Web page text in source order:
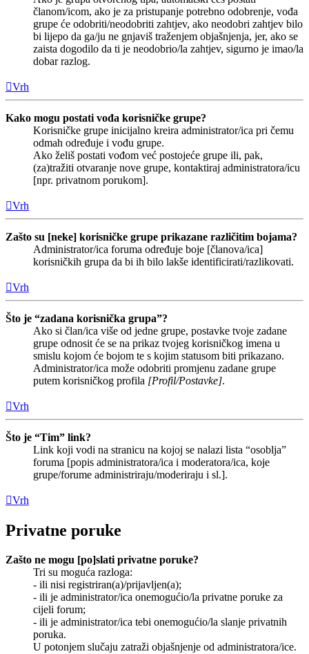
članom/icom, ako je za pristupanje potrebno odobrenje, vođa
grupe će odobriti/neodobriti zahtjev, ako neodobri zahtjev bilo
bi lijepo da ga/ju ne gnjaviš traženjem objašnjenja, jer, ako se
zaista dogodilo da ti je neodobrio/la zahtjev, sigurno je imao/la
dobar razlog.
Vrh
Kako mogu postati vođa korisničke grupe?
Korisničke grupe inicijalno kreira administrator/ica pri čemu
odmah određuje i vođu grupe.
Ako želiš postati vođom već postojeće grupe ili, pak,
(za)tražiti otvaranje nove grupe, kontaktiraj administratora/icu
[npr. privatnom porukom].
Vrh
Zašto su [neke] korisničke grupe prikazane različitim bojama?
Administrator/ica foruma određuje boje [članova/ica]
korisničkih grupa da bi ih bilo lakše identificirati/razlikovati.
Vrh
Što je “zadana korisnička grupa”?
Ako si član/ica više od jedne grupe, postavke tvoje zadane
grupe odnosit će se na prikaz tvojeg korisničkog imena u
smislu kojom će bojom te s kojim statusom biti prikazano.
Administrator/ica može odobriti promjenu zadane grupe
putem korisničkog profila [Profil/Postavke].
Vrh
Što je “Tim” link?
Link koji vodi na stranicu na kojoj se nalazi lista “osoblja”
foruma [popis administratora/ica i moderatora/ica, koje
grupe/forume administriraju/moderiraju i sl.].
Vrh
Privatne poruke
Zašto ne mogu [po]slati privatne poruke?
Tri su moguća razloga:
- ili nisi registriran(a)/prijavljen(a);
- ili je administrator/ica onemogućio/la privatne poruke za
cijeli forum;
- ili je administrator/ica tebi onemogućio/la slanje privatnih
poruka.
U potonjem slučaju zatraži objašnjenje od administratora/ice.